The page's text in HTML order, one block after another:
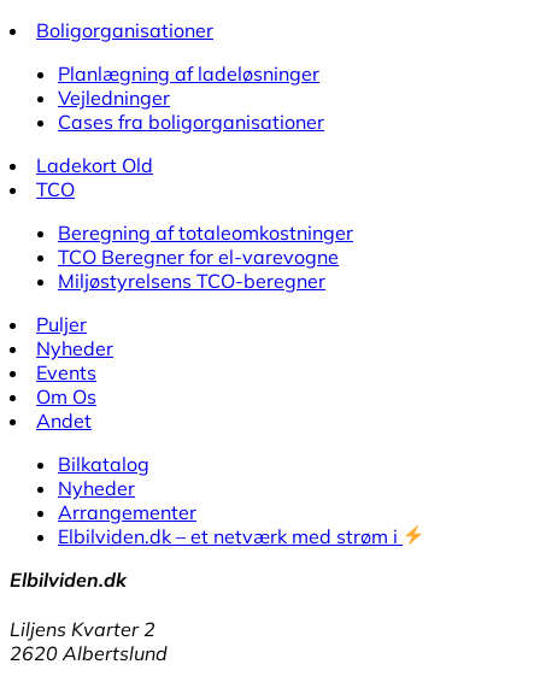
Boligorganisationer
Planlægning af ladeløsninger
Vejledninger
Cases fra boligorganisationer
Ladekort Old
TCO
Beregning af totaleomkostninger
TCO Beregner for el-varevogne
Miljøstyrelsens TCO-beregner
Puljer
Nyheder
Events
Om Os
Andet
Bilkatalog
Nyheder
Arrangementer
Elbilviden.dk – et netværk med strøm i
Elbilviden.dk
Liljens Kvarter 2
2620 Albertslund